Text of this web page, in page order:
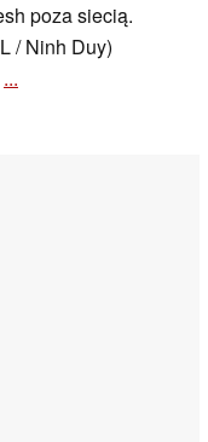
poza siecią.
/ Ninh Duy)
...